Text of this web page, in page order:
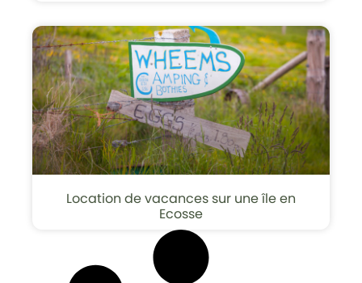
Location de vacances sur une île en
Ecosse